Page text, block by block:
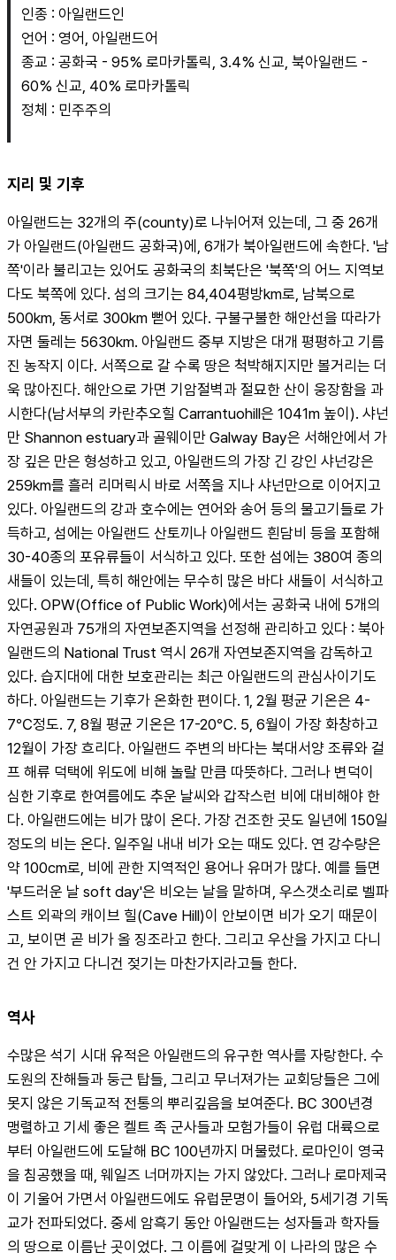
인종 : 아일랜드인
언어 : 영어, 아일랜드어
종교 : 공화국 - 95% 로마카톨릭, 3.4% 신교, 북아일랜드 -
60% 신교, 40% 로마카톨릭
정체 : 민주주의
지리 및 기후
아일랜드는 32개의 주(county)로 나뉘어져 있는데, 그 중 26개
가 아일랜드(아일랜드 공화국)에, 6개가 북아일랜드에 속한다. '남
쪽'이라 불리고는 있어도 공화국의 최북단은 '북쪽'의 어느 지역보
다도 북쪽에 있다. 섬의 크기는 84,404평방km로, 남북으로
500km, 동서로 300km 뻗어 있다. 구불구불한 해안선을 따라가
자면 둘레는 5630km. 아일랜드 중부 지방은 대개 평평하고 기름
진 농작지 이다. 서쪽으로 갈 수록 땅은 척박해지지만 볼거리는 더
욱 많아진다. 해안으로 가면 기암절벽과 절묘한 산이 웅장함을 과
시한다(남서부의 카란추오힐 Carrantuohill은 1041m 높이). 샤넌
만 Shannon estuary과 골웨이만 Galway Bay은 서해안에서 가
장 깊은 만은 형성하고 있고, 아일랜드의 가장 긴 강인 샤넌강은
259km를 흘러 리머릭시 바로 서쪽을 지나 샤넌만으로 이어지고
있다. 아일랜드의 강과 호수에는 연어와 송어 등의 물고기들로 가
득하고, 섬에는 아일랜드 산토끼나 아일랜드 흰담비 등을 포함해
30-40종의 포유류들이 서식하고 있다. 또한 섬에는 380여 종의
새들이 있는데, 특히 해안에는 무수히 많은 바다 새들이 서식하고
있다. OPW(Office of Public Work)에서는 공화국 내에 5개의
자연공원과 75개의 자연보존지역을 선정해 관리하고 있다 : 북아
일랜드의 National Trust 역시 26개 자연보존지역을 감독하고
있다. 습지대에 대한 보호관리는 최근 아일랜드의 관심사이기도
하다. 아일랜드는 기후가 온화한 편이다. 1, 2월 평균 기온은 4-
7℃정도. 7, 8월 평균 기온은 17-20℃. 5, 6월이 가장 화창하고
12월이 가장 흐리다. 아일랜드 주변의 바다는 북대서양 조류와 걸
프 해류 덕택에 위도에 비해 놀랄 만큼 따뜻하다. 그러나 변덕이
심한 기후로 한여름에도 추운 날씨와 갑작스런 비에 대비해야 한
다. 아일랜드에는 비가 많이 온다. 가장 건조한 곳도 일년에 150일
정도의 비는 온다. 일주일 내내 비가 오는 때도 있다. 연 강수량은
약 100cm로, 비에 관한 지역적인 용어나 유머가 많다. 예를 들면
'부드러운 날 soft day'은 비오는 날을 말하며, 우스갯소리로 벨파
스트 외곽의 캐이브 힐(Cave Hill)이 안보이면 비가 오기 때문이
고, 보이면 곧 비가 올 징조라고 한다. 그리고 우산을 가지고 다니
건 안 가지고 다니건 젖기는 마찬가지라고들 한다.
역사
수많은 석기 시대 유적은 아일랜드의 유구한 역사를 자랑한다. 수
도원의 잔해들과 둥근 탑들, 그리고 무너져가는 교회당들은 그에
못지 않은 기독교적 전통의 뿌리깊음을 보여준다. BC 300년경
맹렬하고 기세 좋은 켈트 족 군사들과 모험가들이 유럽 대륙으로
부터 아일랜드에 도달해 BC 100년까지 머물렀다. 로마인이 영국
을 침공했을 때, 웨일즈 너머까지는 가지 않았다. 그러나 로마제국
이 기울어 가면서 아일랜드에도 유럽문명이 들어와, 5세기경 기독
교가 전파되었다. 중세 암흑기 동안 아일랜드는 성자들과 학자들
의 땅으로 이름난 곳이었다. 그 이름에 걸맞게 이 나라의 많은 수